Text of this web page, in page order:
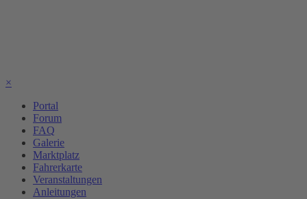
×
Portal
Forum
FAQ
Galerie
Marktplatz
Fahrerkarte
Veranstaltungen
Anleitungen